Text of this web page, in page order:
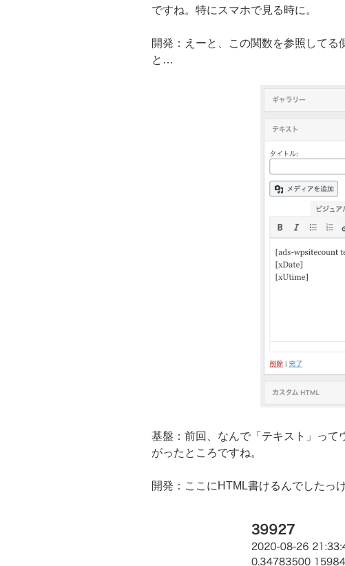
ですね。特にスマホで見る時に。
開発：えーと、この関数を参照してる
と…
基盤：前回、なんで「テキスト」って
がったところですね。
開発：ここにHTML書けるんでしたっ